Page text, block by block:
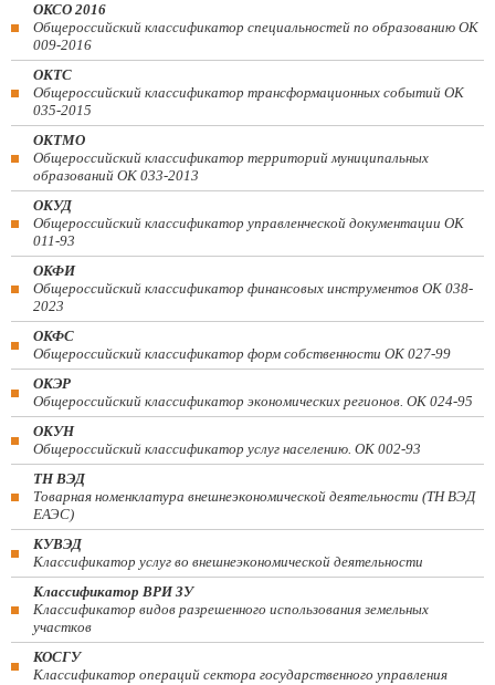
ОКСО 2016
Общероссийский классификатор специальностей по образованию ОК
009-2016
ОКТС
Общероссийский классификатор трансформационных событий ОК
035-2015
ОКТМО
Общероссийский классификатор территорий муниципальных
образований ОК 033-2013
ОКУД
Общероссийский классификатор управленческой документации ОК
011-93
ОКФИ
Общероссийский классификатор финансовых инструментов OK 038-
2023
ОКФС
Общероссийский классификатор форм собственности ОК 027-99
ОКЭР
Общероссийский классификатор экономических регионов. ОК 024-95
ОКУН
Общероссийский классификатор услуг населению. ОК 002-93
ТН ВЭД
Товарная номенклатура внешнеэкономической деятельности (ТН ВЭД
ЕАЭС)
КУВЭД
Классификатор услуг во внешнеэкономической деятельности
Классификатор ВРИ ЗУ
Классификатор видов разрешенного использования земельных
участков
КОСГУ
Классификатор операций сектора государственного управления